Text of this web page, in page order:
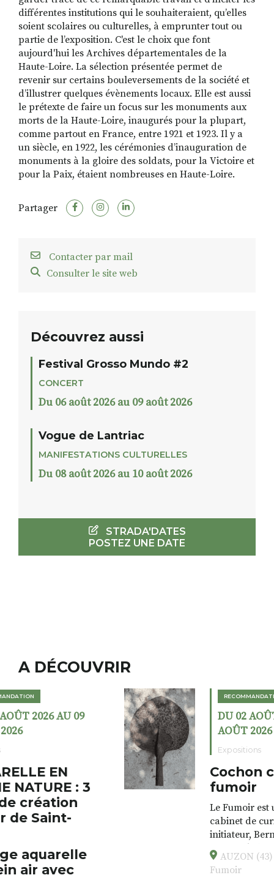
différentes institutions qui le souhaiteraient, qu’elles
soient scolaires ou culturelles, à emprunter tout ou
partie de l’exposition. C'est le choix que font
aujourd'hui les Archives départementales de la
Haute-Loire. La sélection présentée permet de
revenir sur certains bouleversements de la société et
d’illustrer quelques évènements locaux. Elle est aussi
le prétexte de faire un focus sur les monuments aux
morts de la Haute-Loire, inaugurés pour la plupart,
comme partout en France, entre 1921 et 1923. Il y a
un siècle, en 1922, les cérémonies d’inauguration de
monuments à la gloire des soldats, pour la Victoire et
pour la Paix, étaient nombreuses en Haute-Loire.
Partager
Contacter par mail
Consulter le site web
Découvrez aussi
Festival Grosso Mundo #2
CONCERT
Du 06 août 2026 au 09 août 2026
Vogue de Lantriac
MANIFESTATIONS CULTURELLES
Du 08 août 2026 au 10 août 2026
STRADA'DATES
POSTEZ UNE DATE
A DÉCOUVRIR
RECOMMANDATION
DU 02 AOÛT 2026 AU 23
AOÛT 2026
Expositions
Cochon charbon au
fumoir
Le Fumoir est une sorte de
cabinet de curiosités. Son
initiateur, Bernard Turle,
s’amuse à donner à voir des
associations fertiles, graves ou
AUZON (43) Galerie Le